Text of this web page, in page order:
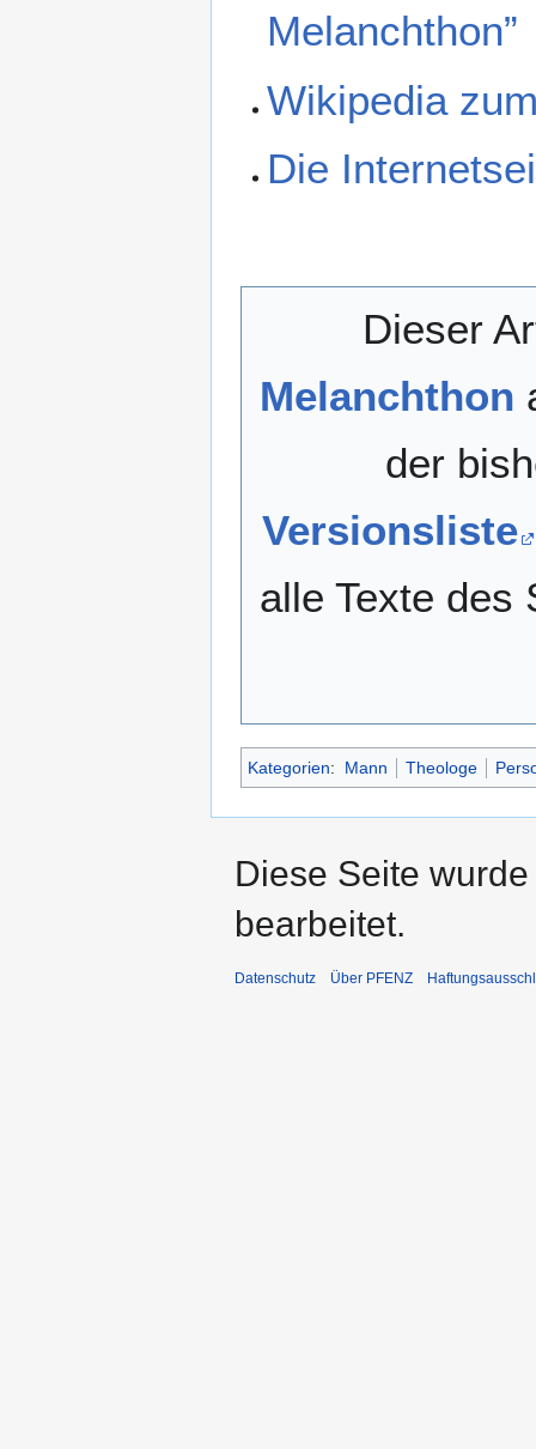
Melanchthon”
Wikipedia
Die
Dieser
Melanchthon
der
Versionsliste
alle Texte
Kategorien: Mann Theologe
Diese Seite
bearbeitet.
Datenschutz Über PFENZ